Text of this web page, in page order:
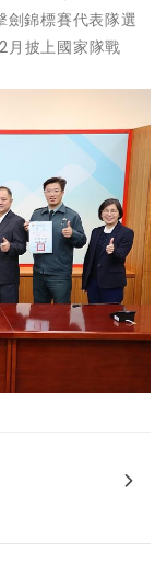
錦標賽代表隊選
月披上國家隊戰